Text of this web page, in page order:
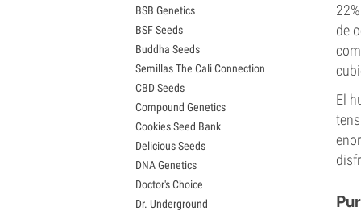
de
El
Semillas de Pineapple Express
Semillas de Chemdawg
Semillas de Hindu Kush
Semillas de Mimosa
BSB Genetics
BSF Seeds
Buddha Seeds
Semillas The Cali Connection
CBD Seeds
Compound Genetics
Cookies Seed Bank
Delicious Seeds
DNA Genetics
Doctor's Choice
Dr. Underground